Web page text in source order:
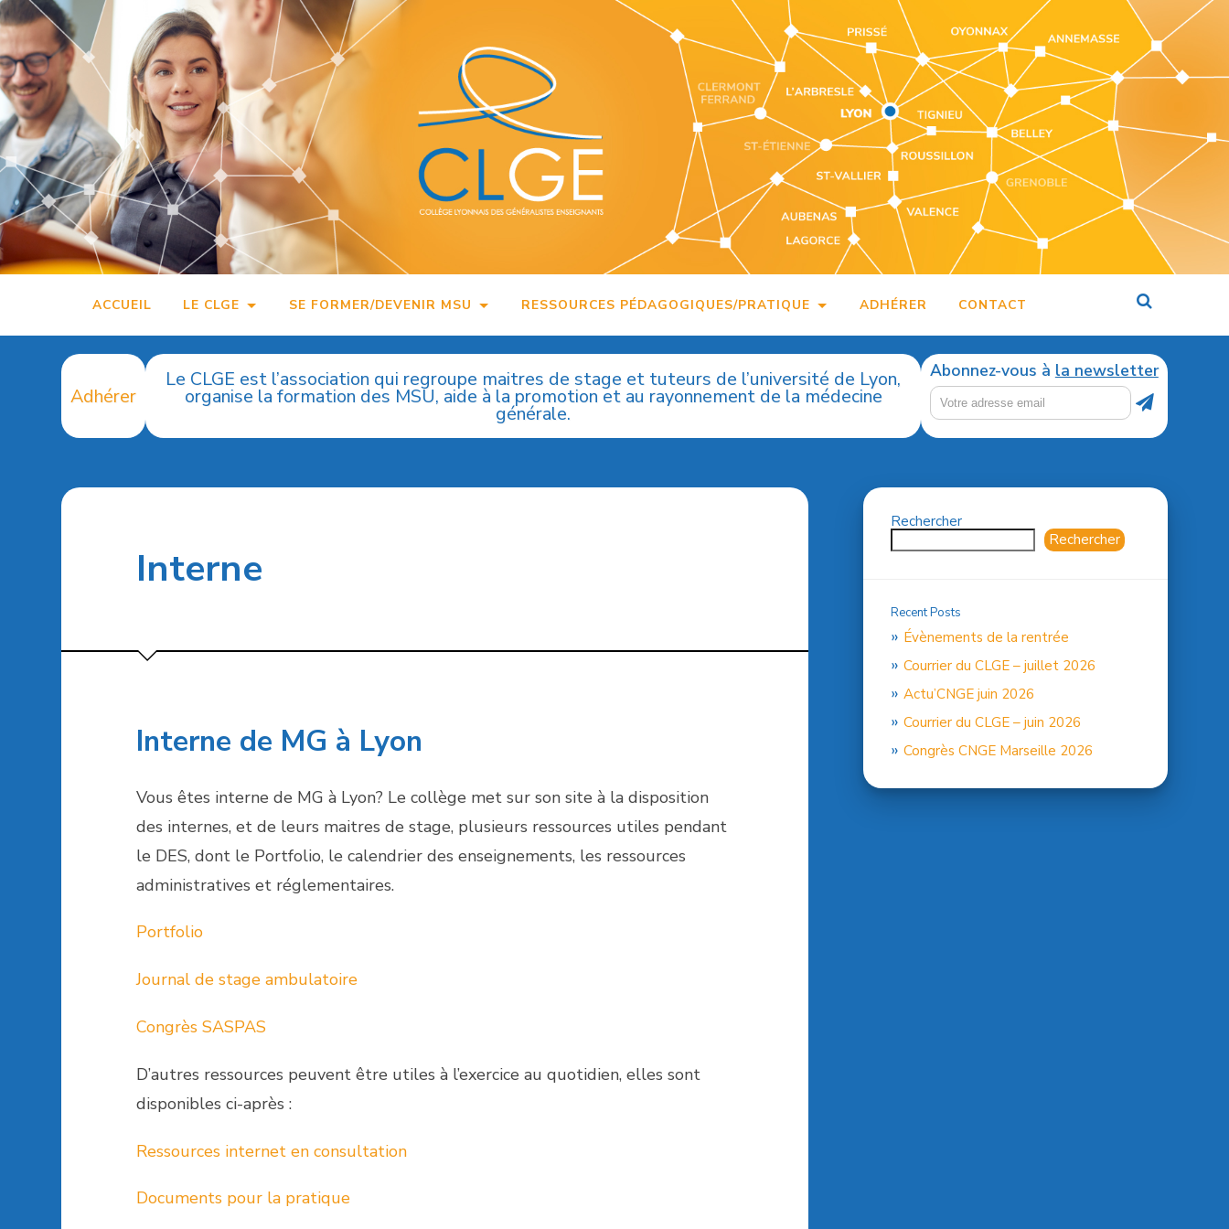
Accéder
au
contenu
principal
ACCUEIL LE CLGE SE FORMER/DEVENIR MSU RESSOURCES PÉDAGOGIQUES/PRATIQUE ADHÉRER CONTACT
Adhérer
Le CLGE est l’association qui regroupe maitres de stage et tuteurs de l’université de Lyon,
organise la formation des MSU, aide à la promotion et au rayonnement de la médecine
générale.
Abonnez-vous à la newsletter
Interne
Interne de MG à Lyon
Vous êtes interne de MG à Lyon? Le collège met sur son site à la disposition
des internes, et de leurs maitres de stage, plusieurs ressources utiles pendant
le DES, dont le Portfolio, le calendrier des enseignements, les ressources
administratives et réglementaires.
Portfolio
Journal de stage ambulatoire
Congrès SASPAS
D’autres ressources peuvent être utiles à l’exercice au quotidien, elles sont
disponibles ci-après :
Ressources internet en consultation
Documents pour la pratique
Rechercher
Rechercher
Recent Posts
Évènements de la rentrée
Courrier du CLGE – juillet 2026
Actu’CNGE juin 2026
Courrier du CLGE – juin 2026
Congrès CNGE Marseille 2026